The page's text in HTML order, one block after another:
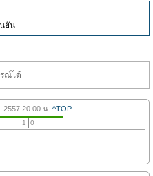
ยัน
ณ์ได้
20.00 น. ^TOP
1 0